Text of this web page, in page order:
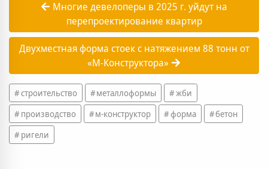
Многие девелоперы в 2025 г. уйдут на
перепроектирование квартир
Двухместная форма стоек с натяжением 88 тонн от
«М-Конструктора»
строительство металлоформы
жби
производство
м-конструктор форма
бетон
ригели